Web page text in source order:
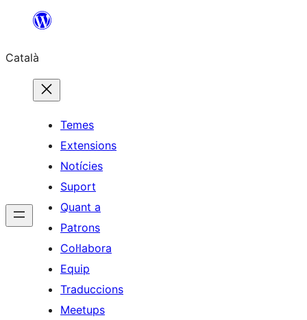
contingut
Català
Temes
Extensions
Notícies
Suport
Quant a
Patrons
Col·labora
Equip
Traduccions
Meetups